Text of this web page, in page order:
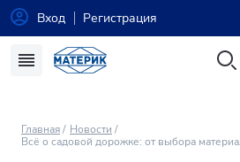
Вход Регистрация
Главная
Новости
Всё о садовой дорожке: от выбора